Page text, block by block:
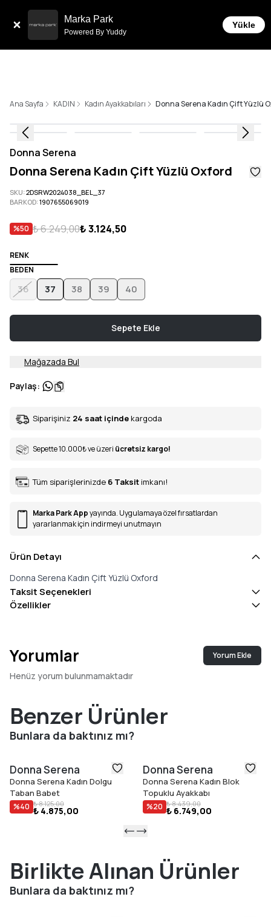
Marka Park
Powered By Yuddy
Yükle
Ana Sayfa KADIN Kadın Ayakkabıları Donna Serena Kadın Çift Yüzlü
Donna Serena
Donna Serena Kadın Çift Yüzlü Oxford
SKU:2DSRW2024038_BEL_37
BARKOD:1907655069019
%50 ₺ 6.249,00₺ 3.124,50
RENK
BEDEN
36 37 38 39 40
Sepete Ekle
Mağazada Bul
Paylaş:
Siparişiniz 24 saat içinde kargoda
Sepette 10.000₺ve üzeri ücretsiz kargo!
Tüm siparişlerinizde 6 Taksit imkanı!
Marka Park Appyayında. Uygulamaya özel fırsatlardan
yararlanmak için indirmeyi unutmayın
Ürün Detayı
Donna Serena Kadın Çift Yüzlü Oxford
Taksit Seçenekleri
Özellikler
Yorumlar Yorum Ekle
Henüz yorum bulunmamaktadır
Benzer Ürünler
Bunlara da baktınız mı?
Donna Serena
Donna Serena Kadın Dolgu
Taban Babet
%40 ₺ 8.125,00
₺ 4.875,00
Donna Serena
Donna Serena Kadın Blok
Topuklu Ayakkabı
%20 ₺ 8.439,00
₺ 6.749,00
Birlikte Alınan Ürünler
Bunlara da baktınız mı?